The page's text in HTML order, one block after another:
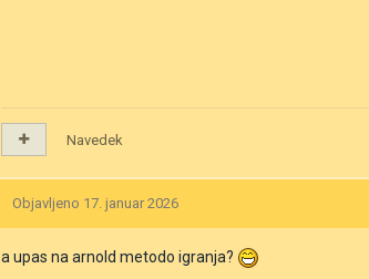
Navedek
Objavljeno 17. januar 2026
a upas na arnold metodo igranja?